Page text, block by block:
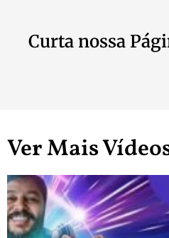
Curta nossa
Ver Mais